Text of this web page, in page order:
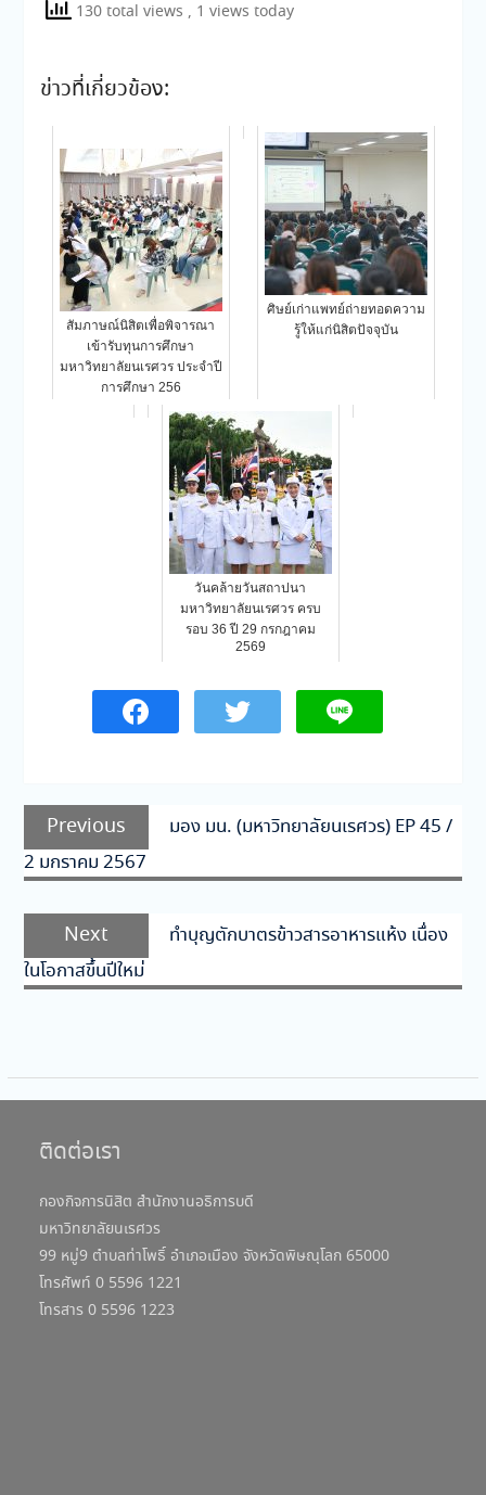
130 total views , 1 views today
ข่าวที่เกี่ยวข้อง:
สัมภาษณ์นิสิตเพื่อพิจารณา
เข้ารับทุนการศึกษา
มหาวิทยาลัยนเรศวร ประจำปี
การศึกษา 256
ศิษย์เก่าแพทย์ถ่ายทอดความ
รู้ให้แก่นิสิตปัจจุบัน
วันคล้ายวันสถาปนา
มหาวิทยาลัยนเรศวร ครบ
รอบ 36 ปี 29 กรกฎาคม
2569
แนะแนว
เรื่อง
Previous
Previous
post:
มอง มน. (มหาวิทยาลัยนเรศวร) EP 45 /
2 มกราคม 2567
Next
Next
post:
ทำบุญตักบาตรข้าวสารอาหารแห้ง เนื่อง
ในโอกาสขึ้นปีใหม่
ติดต่อเรา
กองกิจการนิสิต สำนักงานอธิการบดี
มหาวิทยาลัยนเรศวร
99 หมู่9 ตำบลท่าโพธิ์ อำเภอเมือง จังหวัดพิษณุโลก 65000
โทรศัพท์ 0 5596 1221
โทรสาร 0 5596 1223